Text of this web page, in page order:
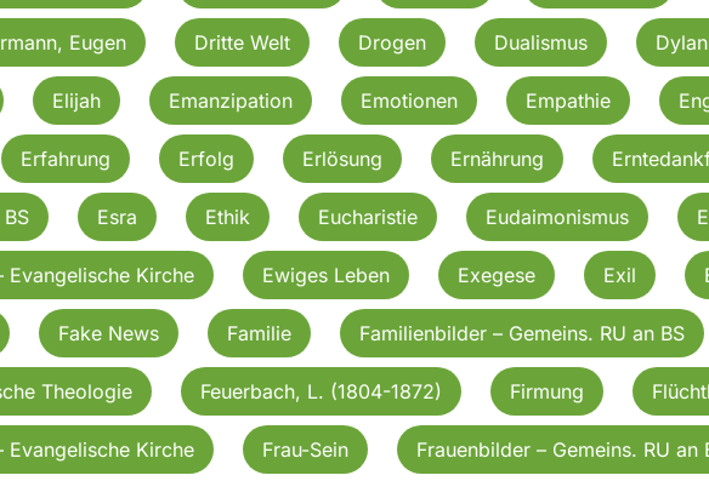
Eugen Dritte Welt Drogen Dualismus
Elijah Emanzipation Emotionen Empathie
Erfahrung Erfolg Erlösung Ernährung
Esra Ethik Eucharistie Eudaimonismus
Evangelische Kirche Ewiges Leben Exegese Exil
Fake News Familie Familienbilder – Gemeins. RU an BS
Theologie Feuerbach, L. (1804-1872) Firmung
Evangelische Kirche Frau-Sein Frauenbilder – Gemeins. RU an